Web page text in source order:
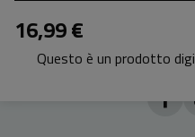
16,99 €
Questo è un prodotto